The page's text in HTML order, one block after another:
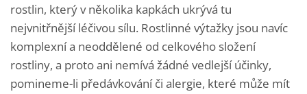
rostlin, který v několika kapkách ukrývá tu
nejvnitřnější léčivou sílu. Rostlinné výtažky jsou navíc
komplexní a neoddělené od celkového složení
rostliny, a proto ani nemívá žádné vedlejší účinky,
pomineme-li předávkování či alergie, které může mít